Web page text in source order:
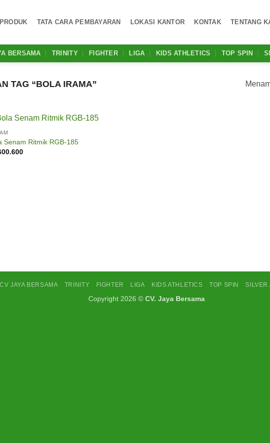
PRODUK TATA CARA PEMBAYARAN LOKASI KANTOR KONTAK TENTANG
BERSAMA TRINITY FIGHTER LIGA KIDS ATHLETICS TOP SPIN
TAG “BOLA IRAMA”
Senam Ritmik RGB-185
CV JAYA BERSAMA TRINITY FIGHTER LIGA KIDS ATHLETICS TOP SPIN SILVER
Copyright 2026 © CV. Jaya Bersama